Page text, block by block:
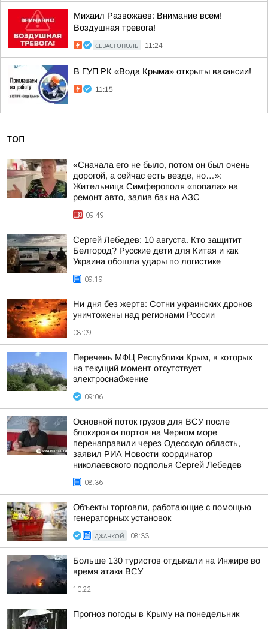
Михаил Развожаев: Внимание всем!
Воздушная тревога!
СЕВАСТОПОЛЬ 11:24
В ГУП РК «Вода Крыма» открыты вакансии!
11:15
ТОП
«Сначала его не было, потом он был очень
дорогой, а сейчас есть везде, но…»:
Жительница Симферополя «попала» на
ремонт авто, залив бак на АЗС
09:49
Сергей Лебедев: 10 августа. Кто защитит
Белгород? Русские дети для Китая и как
Украина обошла удары по логистике
09:19
Ни дня без жертв: Сотни украинских дронов
уничтожены над регионами России
08:09
Перечень МФЦ Республики Крым, в которых
на текущий момент отсутствует
электроснабжение
09:06
Основной поток грузов для ВСУ после
блокировки портов на Черном море
перенаправили через Одесскую область,
заявил РИА Новости координатор
николаевского подполья Сергей Лебедев
08:36
Объекты торговли, работающие с помощью
генераторных установок
ДЖАНКОЙ 08:33
Больше 130 туристов отдыхали на Инжире во
время атаки ВСУ
10:22
Прогноз погоды в Крыму на понедельник